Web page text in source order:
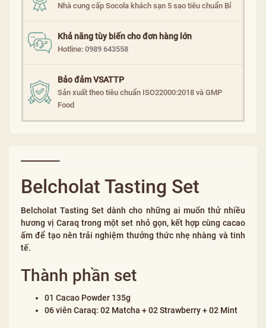
Nhà cung cấp Socola khách sạn 5 sao tiêu chuẩn Bỉ
Khả năng tùy biến cho đơn hàng lớn
Hotline: 0989 643558
Bảo đảm VSATTP
Sản xuất theo tiêu chuẩn ISO22000:2018 và GMP
Food
Belcholat Tasting Set
Belcholat Tasting Set dành cho những ai muốn thử nhiều
hương vị Caraq trong một set nhỏ gọn, kết hợp cùng cacao
ấm để tạo nên trải nghiệm thưởng thức nhẹ nhàng và tinh
tế.
Thành phần set
01 Cacao Powder 135g
06 viên Caraq: 02 Matcha + 02 Strawberry + 02 Mint